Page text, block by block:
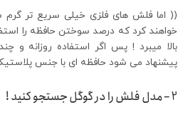
(( اما فلش های فلزی خیلی سریع تر گرم
خواهند کرد که درصد سوختن حافظه را
بالا میبرد ! پس اگر استفاده روزانه و
پیشنهاد می شود حافظه ای با جنس
2 – مدل فلش را در گوگل جستجو کنید !